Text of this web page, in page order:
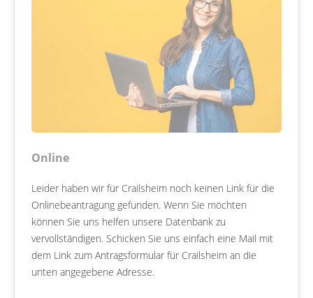
Online
Leider haben wir für Crailsheim noch keinen Link für die
Onlinebeantragung gefunden. Wenn Sie möchten
können Sie uns helfen unsere Datenbank zu
vervollständigen. Schicken Sie uns einfach eine Mail mit
dem Link zum Antragsformular für Crailsheim an die
unten angegebene Adresse.